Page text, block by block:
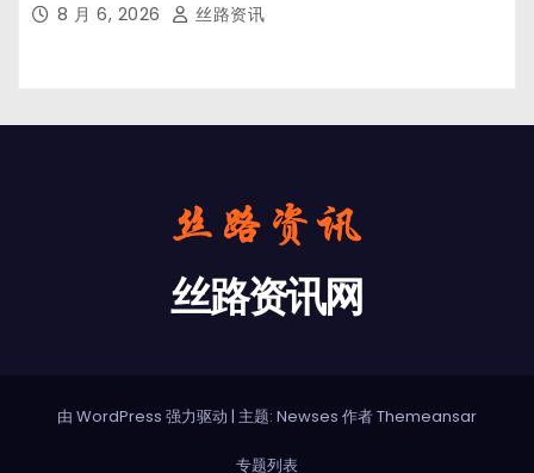
8 月 6, 2026 丝路资讯
丝路资讯网
由 WordPress 强力驱动 | 主题: Newses 作者Themeansar
专题列表